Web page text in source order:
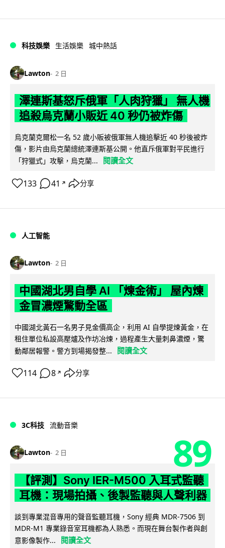
科技娛樂 生活娛樂 城中熱話
Lawton 2 日
澤連斯基怒斥俄軍「人肉狩獵」 無人機
追殺烏克蘭小販近 40 秒仍被炸傷
烏克蘭克爾松一名 52 歲小販被俄軍無人機追擊近 40 秒後被炸
傷，影片由烏克蘭總統澤連斯基公開。他直斥俄軍對平民進行
「狩獵式」攻擊，烏克蘭...
閱讀全文
133 41 ↗ 分享
人工智能
Lawton 2 日
中國湖北男自學 AI 「煉金術」 屋內煉
金冒濃煙驚動全區
中國湖北黃石一名男子見金價高企，利用 AI 自學提煉黃金，在
租住單位私設高壓爐及作坊冶煉，過程產生大量刺鼻濃煙，驚
動鄰居報警。警方到場揭發整...
閱讀全文
114 8 ↗ 分享
3C科技 流動音樂
Lawton 2 日 89
【評測】Sony IER-M500 入耳式監聽
耳機：現場拍攝、後製監聽與人聲利器
談到專業混音專用的聲音監聽耳機，Sony 經典 MDR-7506 到
MDR-M1 專業錄音室耳機都為人熟悉。而現在舞台製作者與創
意影像製作...
閱讀全文